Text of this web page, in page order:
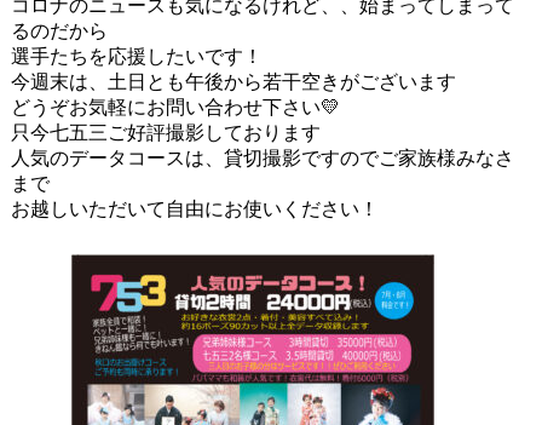
コロナのニュースも気になるけれど、、始まってしまって
るのだから
選手たちを応援したいです！
今週末は、土日とも午後から若干空きがございます
どうぞお気軽にお問い合わせ下さい💛
只今七五三ご好評撮影しております
人気のデータコースは、貸切撮影ですのでご家族様みなさ
まで
お越しいただいて自由にお使いください！